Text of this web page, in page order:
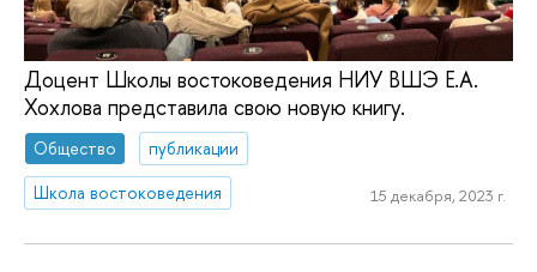
Доцент Школы востоковедения НИУ ВШЭ Е.А.
Хохлова представила свою новую книгу.
Общество
публикации
Школа востоковедения
15 декабря, 2023 г.